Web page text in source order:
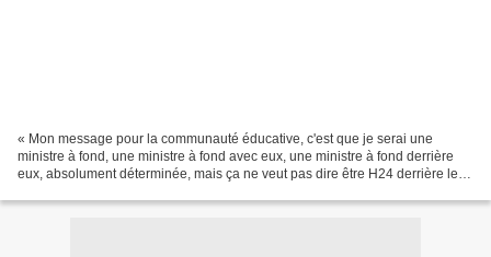
« Mon message pour la communauté éducative, c'est que je serai une
ministre à fond, une ministre à fond avec eux, une ministre à fond derrière
eux, absolument déterminée, mais ça ne veut pas dire être H24 derrière le